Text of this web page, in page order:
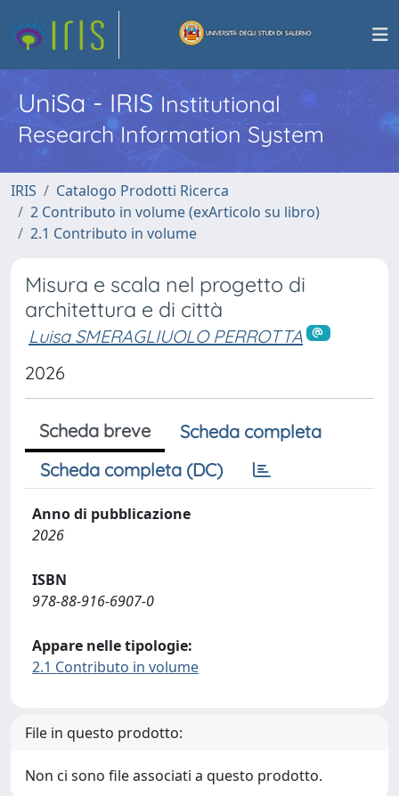
UniSa - IRISInstitutional
Research Information System
IRIS
Catalogo Prodotti Ricerca
2 Contributo in volume (exArticolo su libro)
2.1 Contributo in volume
Misura e scala nel progetto di
architettura e di città
Luisa SMERAGLIUOLO PERROTTA
2026
Scheda breve
Scheda completa
Scheda completa (DC)
Anno di pubblicazione
2026
ISBN
978-88-916-6907-0
Appare nelle tipologie:
2.1 Contributo in volume
File in questo prodotto:
Non ci sono file associati a questo prodotto.